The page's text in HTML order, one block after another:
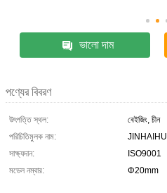
ভালো দাম
পণ্যের বিবরণ
উৎপত্তি স্থল:
বেইজিং, চীন
পরিচিতিমুলক নাম:
JINHAIHU
সাক্ষ্যদান:
ISO9001
মডেল নম্বার:
Φ20mm